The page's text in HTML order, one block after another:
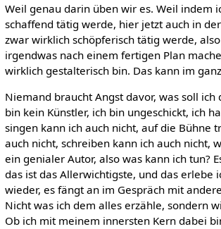
Weil genau darin üben wir es. Weil indem
schaffend tätig werde, hier jetzt auch in
zwar wirklich schöpferisch tätig werde,
irgendwas nach einem fertigen Plan
wirklich gestalterisch bin. Das kann im
Niemand braucht Angst davor, was soll ich
bin kein Künstler, ich bin ungeschickt, ich
singen kann ich auch nicht, auf die Bühne
auch nicht, schreiben kann ich auch nicht,
ein genialer Autor, also was kann ich tun?
das ist das Allerwichtigste, und das erlebe
wieder, es fängt an im Gespräch mit
Nicht was ich dem alles erzähle, sondern
Ob ich mit meinem innersten Kern dabei